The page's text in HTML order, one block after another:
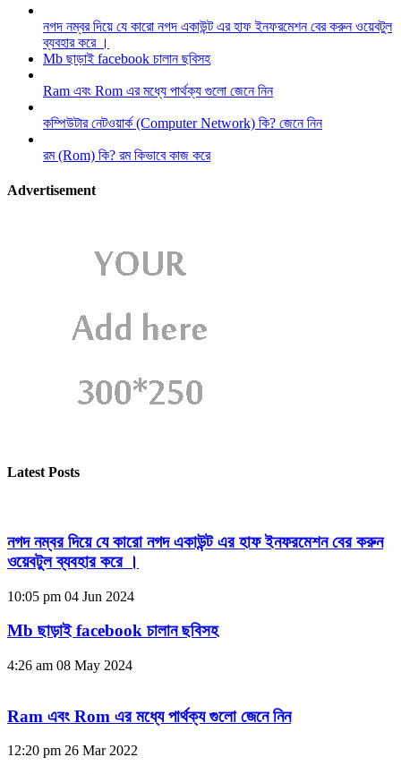
নগদ নম্বর দিয়ে যে কারো নগদ একাউন্ট এর হাফ ইনফরমেশন বের করুন ওয়েবটুল
ব্যবহার করে ।
Mb ছাড়াই facebook চালান ছবিসহ
Ram এবং Rom এর মধ্যে পার্থক্য গুলো জেনে নিন
কম্পিউটার নেটওয়ার্ক (Computer Network) কি? জেনে নিন
রম (Rom) কি? রম কিভাবে কাজ করে
Advertisement
Latest Posts
নগদ নম্বর দিয়ে যে কারো নগদ একাউন্ট এর হাফ ইনফরমেশন বের করুন
ওয়েবটুল ব্যবহার করে ।
10:05 pm 04 Jun 2024
Mb ছাড়াই facebook চালান ছবিসহ
4:26 am 08 May 2024
Ram এবং Rom এর মধ্যে পার্থক্য গুলো জেনে নিন
12:20 pm 26 Mar 2022